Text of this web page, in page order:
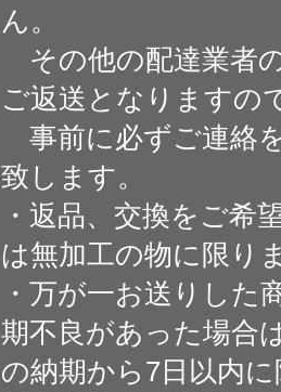
ん。
その他の配達業者
ご返送となりますの
事前に必ずご連絡
致します。
・返品、交換をご希
は無加工の物に限り
・万が一お送りした
期不良があった場合
の納期から7日以内